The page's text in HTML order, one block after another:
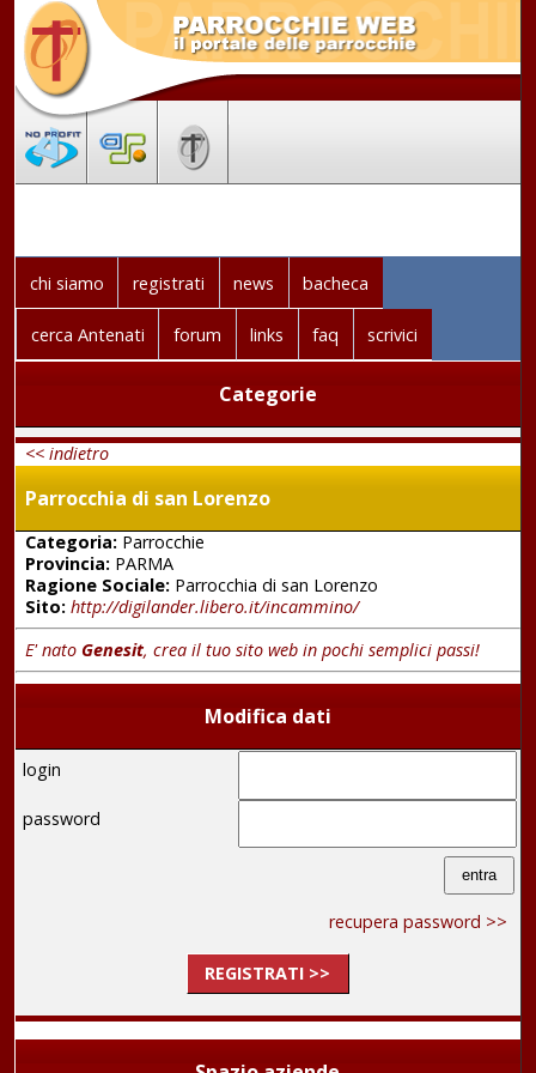
chi siamo registrati news bacheca
cerca Antenati forum links faq scrivici
Categorie
<< indietro
Parrocchia di san Lorenzo
Categoria:Parrocchie
Provincia:PARMA
Ragione Sociale:Parrocchia di san Lorenzo
Sito: http://digilander.libero.it/incammino/
E' nato Genesit, crea il tuo sito web in pochi semplici passi!
Modifica dati
login
password
recupera password >>
REGISTRATI >>